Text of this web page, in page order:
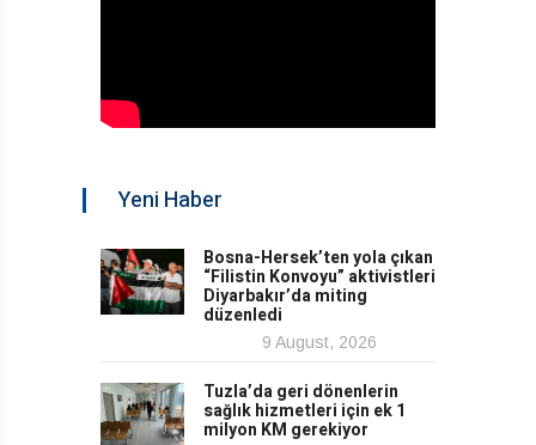
Yeni Haber
Bosna-Hersek’ten yola çıkan
“Filistin Konvoyu” aktivistleri
Diyarbakır’da miting
düzenledi
9 August, 2026
Tuzla’da geri dönenlerin
sağlık hizmetleri için ek 1
milyon KM gerekiyor